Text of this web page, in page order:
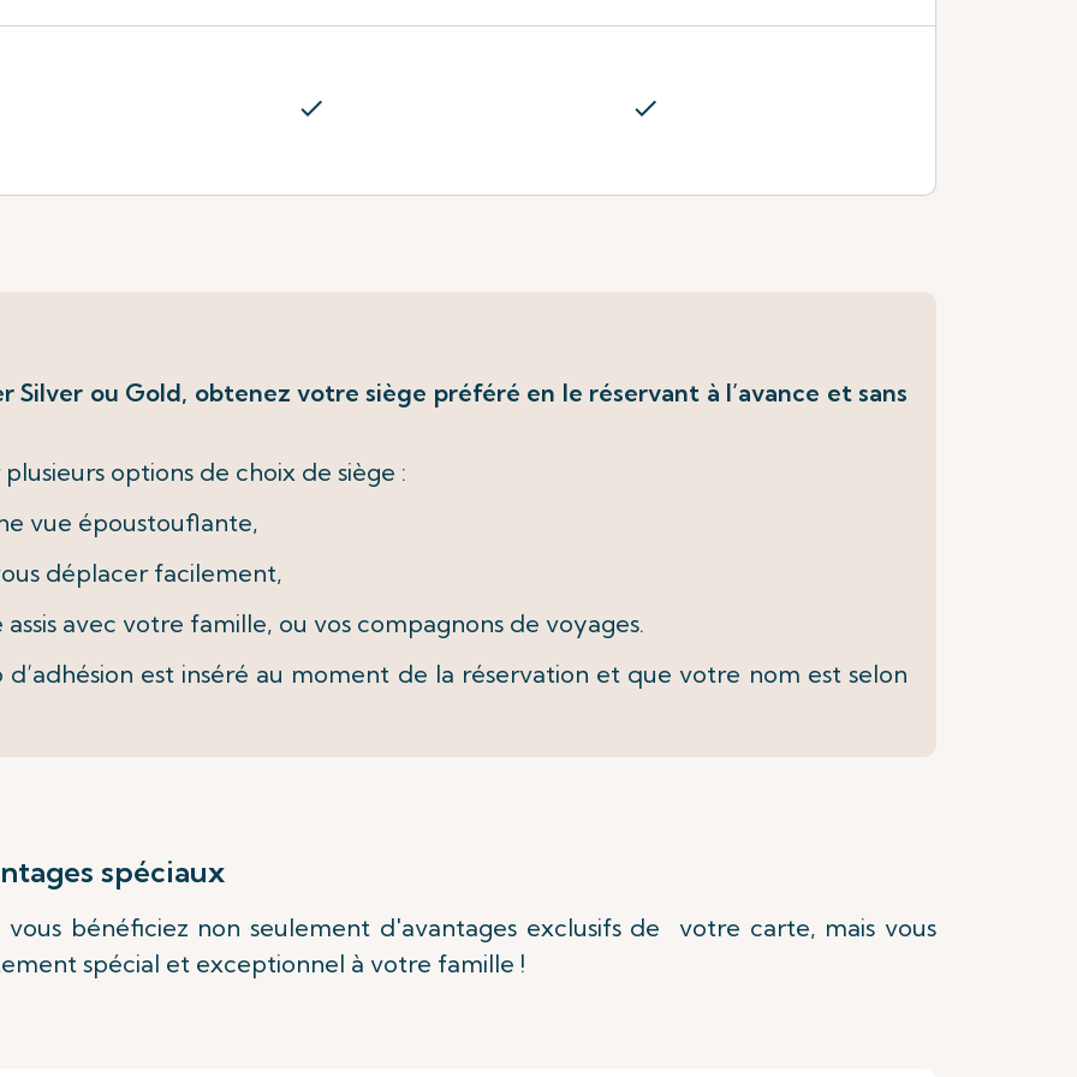
check check
ou Gold, obtenez votre siège préféré en le réservant à l’avance et sans
options de choix de siège :
vue époustouflante,
déplacer facilement,
avec votre famille, ou vos compagnons de voyages.
est inséré au moment de la réservation et que votre nom est selon
spéciaux
bénéficiez non seulement d'avantages exclusifs de votre carte, mais vous
spécial et exceptionnel à votre famille !